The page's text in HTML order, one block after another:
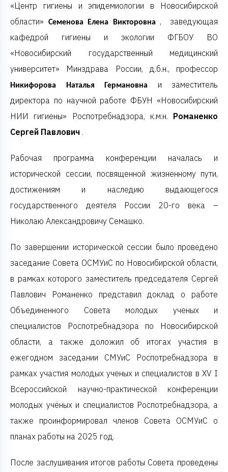
«Центр гигиены и эпидемиологии в Новосибирской
области»
Семенова Елена Викторовна , заведующая
кафедрой гигиены и экологии ФГБОУ ВО
«Новосибирский государственный медицинский
университет» Минздрава России, д.б.н., профессор
Никифорова Наталья Германовна и заместитель
директора по научной работе ФБУН «Новосибирский
НИИ гигиены» Роспотребнадзора, к.м.н. Романенко
Сергей Павлович .
Рабочая программа конференции началась и
исторической сессии, посвященной жизненному пути,
достижениям и наследию выдающегося
государственного деятеля России 20-го века –
Николаю Александровичу Семашко.
По завершении исторической сессии было проведено
заседание Совета ОСМУиС по Новосибирской области,
в рамках которого заместитель председателя Сергей
Павлович Романенко представил доклад о работе
Объединенного Совета молодых ученых и
специалистов Роспотребнадзора по Новосибирской
области, а также доложил об итогах участия в
ежегодном заседании СМУиС Роспотребнадзора в
рамках участия молодых ученых и специалистов в XV I
Всероссийской научно-практической конференции
молодых учёных и специалистов Роспотребнадзора, а
также проинформировал членов Совета ОСМУиС о
планах работы на 2025 год.
После заслушивания итогов работы Совета проведены